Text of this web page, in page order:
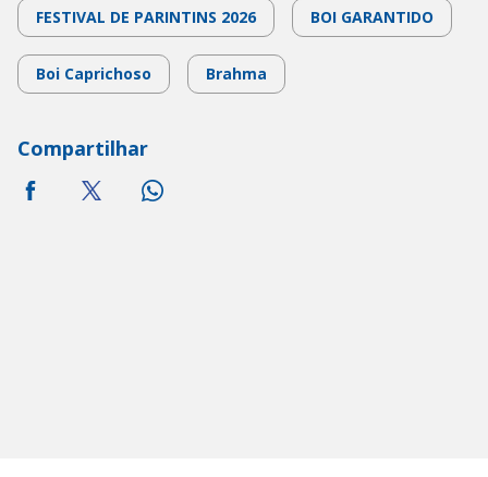
FESTIVAL DE PARINTINS 2026 BOI GARANTIDO
Boi Caprichoso Brahma
Compartilhar